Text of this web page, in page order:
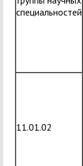
специальностей
11.01.02